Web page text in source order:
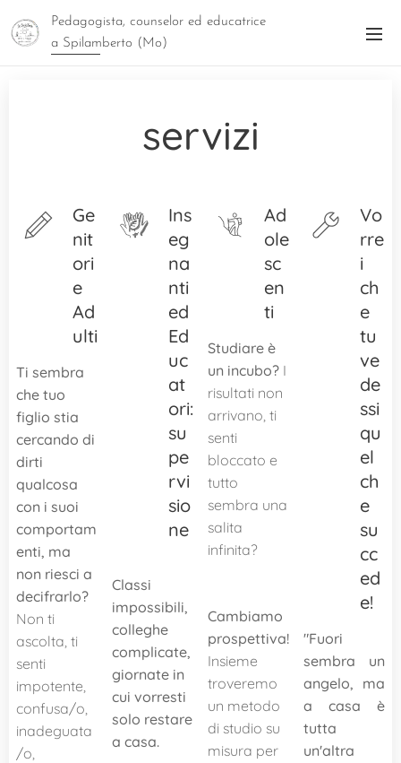
Pedagogista, counselor ed educatrice
a Spilamberto (Mo)
servizi
Ge
nit
ori
e
Ad
ulti
Ti sembra
che tuo
figlio stia
cercando di
dirti
qualcosa
con i suoi
comportam
enti, ma
non riesci a
decifrarlo?
Non ti
ascolta, ti
senti
impotente,
confusa/o,
inadeguata
/o,
Ins
eg
na
nti
ed
Ed
uc
at
ori:
su
pe
rvi
sio
ne
Classi
impossibili,
colleghe
complicate,
giornate in
cui vorresti
solo restare
a casa.
Ad
ole
sc
en
ti
Studiare è
un incubo? I
risultati non
arrivano, ti
senti
bloccato e
tutto
sembra una
salita
infinita?
Cambiamo
prospettiva!
Insieme
troveremo
un metodo
di studio su
misura per
Vo
rre
i
ch
e
tu
ve
de
ssi
qu
el
ch
e
su
cc
ed
e!
"Fuori
sembra un
angelo, ma
a casa è
tutta
un'altra